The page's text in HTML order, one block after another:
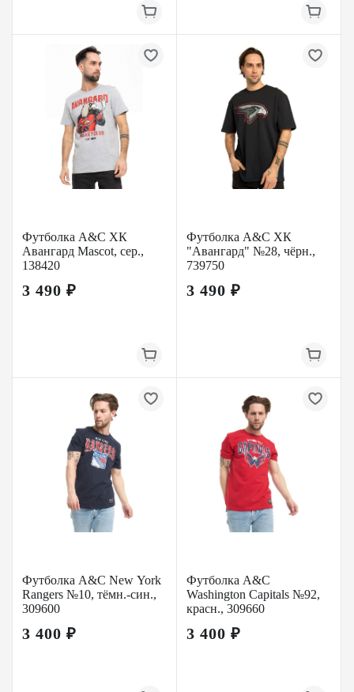
Футболка A&C ХК
Авангард Mascot, сер.,
138420
3 490 ₽
Футболка A&C ХК
"Авангард" №28, чёрн.,
739750
3 490 ₽
Футболка A&C New York
Rangers №10, тёмн.-син.,
309600
3 400 ₽
Футболка A&C
Washington Capitals №92,
красн., 309660
3 400 ₽